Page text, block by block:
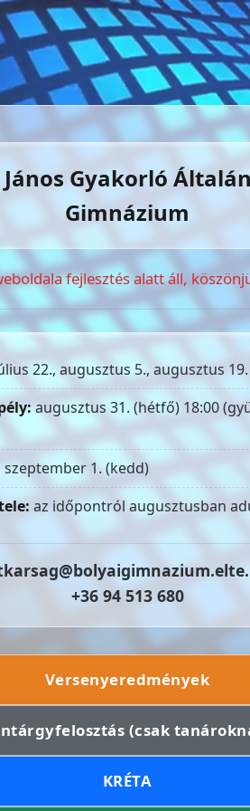
János Gyakorló
Gimnázium
fejlesztés alatt áll,
22., augusztus 5., augusztus 19.
augusztus 31. (hétfő) 18:00
szeptember 1. (kedd)
az időpontról augusztusban
+36 94 513 680
Versenyeredmények
(csak
KRÉTA